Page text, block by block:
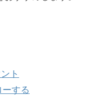
ト
ーする